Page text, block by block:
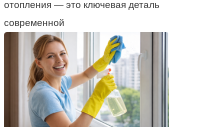
отопления — это ключевая деталь
современной